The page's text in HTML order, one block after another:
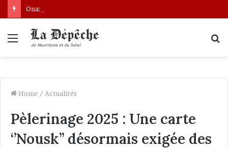
Ona: le nouveau bâtonnier installé
Menu
Home / Actualités
Pèlerinage 2025 : Une carte
‘’Nousk’’ désormais exigée des